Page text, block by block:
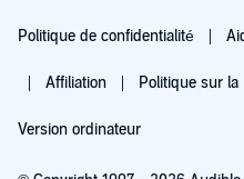
Politique de confidentialité
Affiliation Politique sur
Version ordinateur